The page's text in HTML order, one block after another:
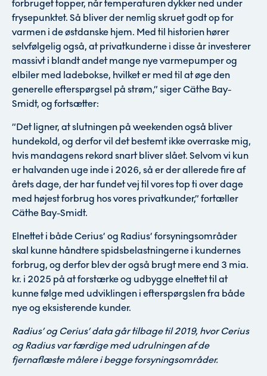
forbruget topper, når temperaturen dykker ned under
frysepunktet. Så bliver der nemlig skruet godt op for
varmen i de østdanske hjem. Med til historien hører
selvfølgelig også, at privatkunderne i disse år investerer
massivt i blandt andet mange nye varmepumper og
elbiler med ladebokse, hvilket er med til at øge den
generelle efterspørgsel på strøm,” siger Cäthe Bay-
Smidt, og fortsætter:
”Det ligner, at slutningen på weekenden også bliver
hundekold, og derfor vil det bestemt ikke overraske mig,
hvis mandagens rekord snart bliver slået. Selvom vi kun
er halvanden uge inde i 2026, så er der allerede fire af
årets dage, der har fundet vej til vores top ti over dage
med højest forbrug hos vores privatkunder,” fortæller
Cäthe Bay-Smidt.
Elnettet i både Cerius’ og Radius’ forsyningsområder
skal kunne håndtere spidsbelastningerne i kundernes
forbrug, og derfor blev der også brugt mere end 3 mia.
kr. i 2025 på at forstærke og udbygge elnettet til at
kunne følge med udviklingen i efterspørgslen fra både
nye og eksisterende kunder.
Radius’ og Cerius’ data går tilbage til 2019, hvor Cerius
og Radius var færdige med udrulningen af de
fjernaflæste målere i begge forsyningsområder.